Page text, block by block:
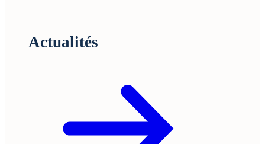
Actualités